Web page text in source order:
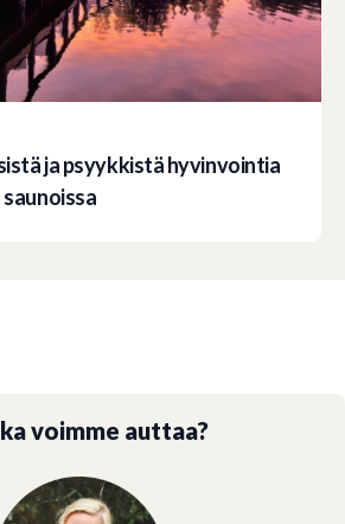
ja psyykkistä hyvinvointia
voimme auttaa?